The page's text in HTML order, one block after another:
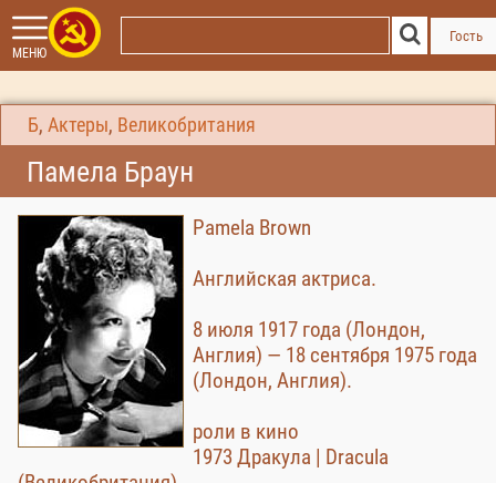
МЕНЮ
Гость
Б, Актеры, Великобритания
Памела Браун
Pamela Brown
Английская актриса.
8 июля 1917 года (Лондон,
Англия) — 18 сентября 1975 года
(Лондон, Англия).
роли в кино
1973 Дракула | Dracula